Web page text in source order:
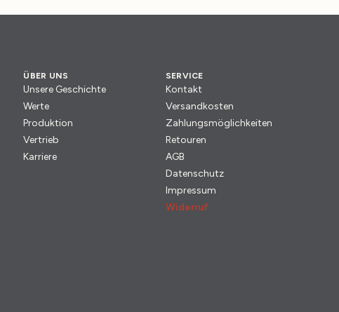
ÜBER UNS
Unsere Geschichte
Werte
Produktion
Vertrieb
Karriere
SERVICE
Kontakt
Versandkosten
Zahlungsmöglichkeiten
Retouren
AGB
Datenschutz
Impressum
Widerruf